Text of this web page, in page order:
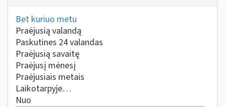
Bet kuriuo metu
Praėjusią valandą
Paskutines 24 valandas
Praėjusią savaitę
Praėjusį mėnesį
Praėjusiais metais
Laikotarpyje…
Nuo